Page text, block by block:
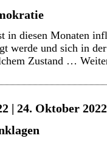
diesen Monaten
werde und sich in
Zustand …
| 24. Oktober 2022